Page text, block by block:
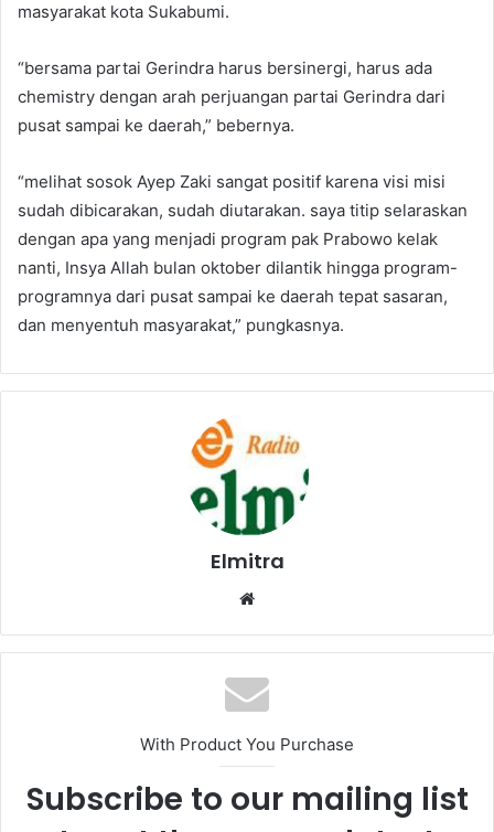
masyarakat kota Sukabumi.
“bersama partai Gerindra harus bersinergi, harus ada
chemistry dengan arah perjuangan partai Gerindra dari
pusat sampai ke daerah,” bebernya.
“melihat sosok Ayep Zaki sangat positif karena visi misi
sudah dibicarakan, sudah diutarakan. saya titip selaraskan
dengan apa yang menjadi program pak Prabowo kelak
nanti, Insya Allah bulan oktober dilantik hingga program-
programnya dari pusat sampai ke daerah tepat sasaran,
dan menyentuh masyarakat,” pungkasnya.
Elmitra
Website
With Product You Purchase
Subscribe to our mailing list